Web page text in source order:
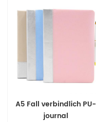
A5 Fall verbindlich PU-
journal